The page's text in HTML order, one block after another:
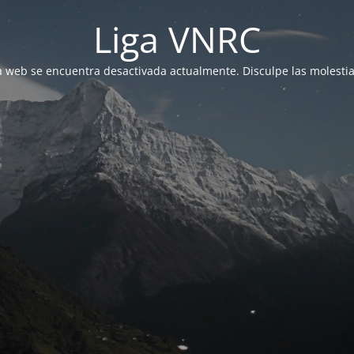
Liga VNRC
web se encuentra desactivada actualmente. Disculpe las